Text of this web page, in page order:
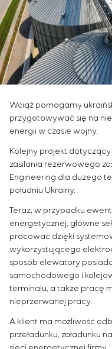
Zarządzanie
Outsourcing
Usługi doradcze
Indywidualne
późniejszą
szczególnych
Opracowanie
sterowania
Opracowanie
optymalnego i
późniejszym
Opracowanie
niestandardowej
wielopoziomowej z
statycznymi i
Audyt energetyczny
Infrastruktura
Przemysł chemiczny
Przemysł
Sivacon S8
Simoprime
Filtry lokalne
Filtr szafowy
Zasuwy nożowe
Zawory
Oferty pracy
Staż
Weterani
KONTAKT
Wciąż pomagamy
przygotowywać się na
energii w czasie wojny.
Kolejny projekt
zasilania rezerwowego
Engineering dla dużego
południu Ukrainy.
Teraz, w przypadku
energetycznej, główne
pracować dzięki
wykorzystującego
sposób elewatory
samochodowego i
terminalu, a także pracę
nieprzerwanej pracy.
A klient ma możliwość
przeładunku, załadunku